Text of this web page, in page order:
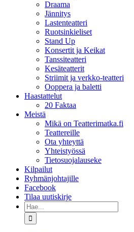
Draama
Jännitys
Lastenteatteri
Ruotsinkieliset
Stand Up
Konsertit ja Keikat
Tanssiteatteri
Kesäteatterit
Striimit ja verkko-teatteri
Ooppera ja baletti
Haastattelut
20 Faktaa
Meistä
Mikä on Teatterimatka.fi
Teattereille
Ota yhteyttä
Yhteistyössä
Tietosuojalauseke
Kilpailut
Ryhmänjohtajille
Facebook
Tilaa uutiskirje
Etsi
...